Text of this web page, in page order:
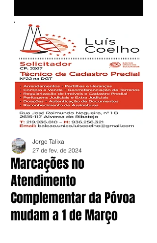
Marcações no
Atendimento
Complementar da Póvoa
mudam a 1 de Março
Jorge Talixa
27 de fev. de 2024